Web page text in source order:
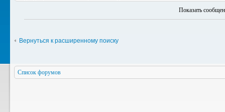
Показать
Вернуться к расширенному поиску
Список форумов